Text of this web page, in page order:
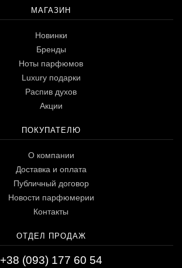
МАГАЗИН
Новинки
Бренды
Ноты парфюмов
Luxury подарки
Распив духов
Акции
ПОКУПАТЕЛЮ
О компании
Доставка и оплата
Публичный договор
Новости парфюмерии
Контакты
ОТДЕЛ ПРОДАЖ
+38 (093) 177 60 54